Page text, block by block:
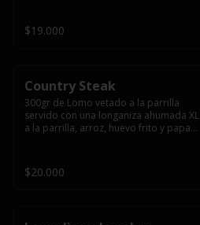
$19.000
Country Steak
300gr de Lomo vetado a la parrilla
servido con una longaniza ahumada XL
a la parrilla, arroz, huevo frito y papas
$20.000